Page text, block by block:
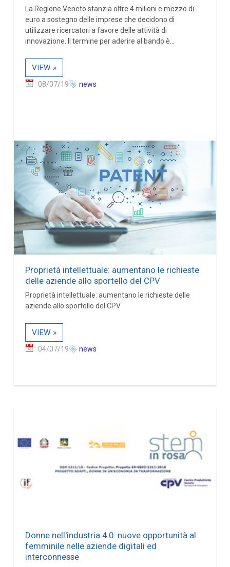
La Regione Veneto stanzia oltre 4 milioni e mezzo di
euro a sostegno delle imprese che decidono di
utilizzare ricercatori a favore delle attività di
innovazione. Il termine per aderire al bando è...
VIEW »
08/07/19 news
Proprietà intellettuale: aumentano le richieste
delle aziende allo sportello del CPV
Proprietà intellettuale: aumentano le richieste delle
aziende allo sportello del CPV
VIEW »
04/07/19 news
Donne nell'industria 4.0: nuove opportunità al
femminile nelle aziende digitali ed
interconnesse